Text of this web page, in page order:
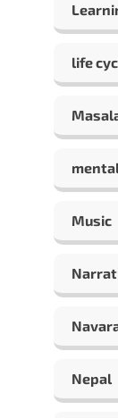
life
Music
Nepal